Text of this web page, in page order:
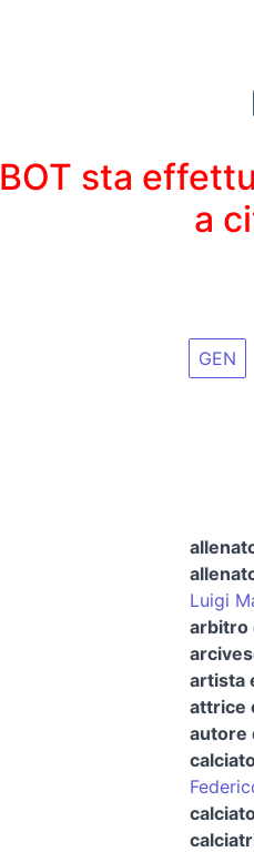
sta
a
GEN
Luigi
arbitro
artista
attrice
autore